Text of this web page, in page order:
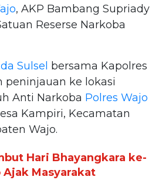
, AKP Bambang Supriady
Reserse Narkoba
Sulsel bersama Kapolres
peninjauan ke lokasi
Anti Narkoba Polres Wajo
Kampiri, Kecamatan
Wajo.
Hari Bhayangkara ke-
Ajak Masyarakat